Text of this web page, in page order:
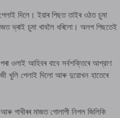
দিলে। ইয়াৰ পিছত তাইৰ ওঠত চুমা
ভ্ৰাই চুমা খাবলৈ ধৰিলো। অলপ পিছতেই
ওলাই আহিবৰ বাবে সৰ্বশক্তিৰে আপ্রাণ
খুলি পেলাই দিলো আৰু দুয়োখন হাতেৰে
গাখীৰৰ মাজত গোলাপী নিপল জিলিকি